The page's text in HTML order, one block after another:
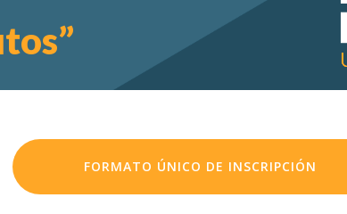
FORMATO ÚNICO DE INSCRIPCIÓN